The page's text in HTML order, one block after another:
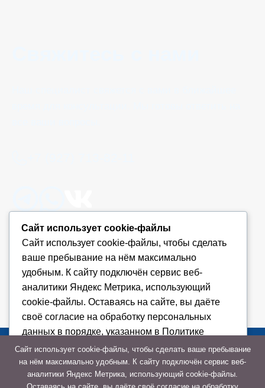
Оставить заявку
+7 (927) 713-82-11
Сайт использует cookie-файлы
Сайт использует cookie-файлы, чтобы сделать
ваше пребывание на нём максимально
удобным. К cайту подключён сервис веб-
аналитики Яндекс Метрика, использующий
cookie-файлы. Оставаясь на сайте, вы даёте
своё согласие на обработку персональных
данных в порядке, указанном в Политике
обработки персональных данных
Отказаться
Сайт использует cookie-файлы, чтобы сделать ваше пребывание
на нём максимально удобным. К cайту подключён сервис веб-
аналитики Яндекс Метрика, использующий cookie-файлы.